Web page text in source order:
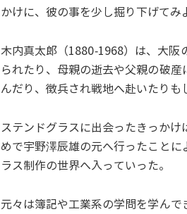
かけに、彼の事を少し掘り下げてみ
木内真太郎（1880-1968）は、大阪
られたり、母親の逝去や父親の破
んだり、徴兵され戦地へ赴いたりも
ステンドグラスに出会ったきっか
めで宇野澤辰雄の元へ行ったこと
ラス制作の世界へ入っていった。
元々は簿記や工業系の学問を学ん